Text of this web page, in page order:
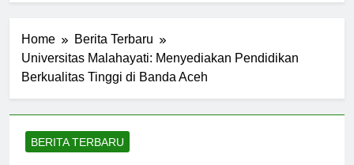
Home
Berita Terbaru
Universitas Malahayati: Menyediakan Pendidikan
Berkualitas Tinggi di Banda Aceh
BERITA TERBARU